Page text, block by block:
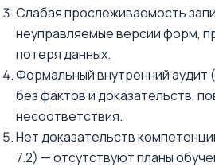
Слабая прослеживаемость
неуправляемые версии форм,
потеря данных.
Формальный внутренний аудит
без фактов и доказательств,
несоответствия.
Нет доказательств
7.2) — отсутствуют планы